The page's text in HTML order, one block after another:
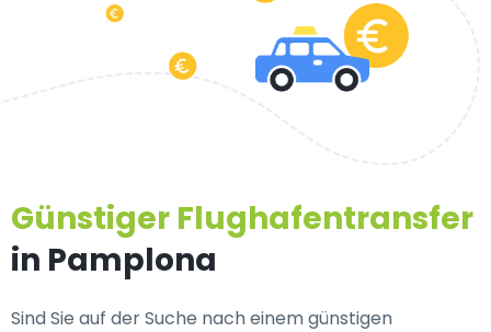
Günstiger Flughafentransfer
in Pamplona
Sind Sie auf der Suche nach einem günstigen